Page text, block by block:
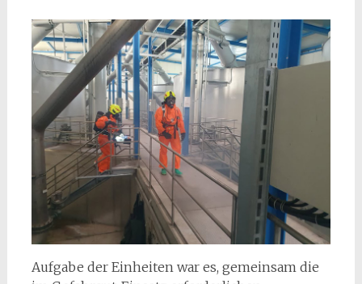
Aufgabe der Einheiten war es, gemeinsam die